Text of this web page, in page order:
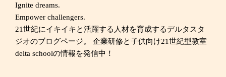
Ignite dreams.
Empower challengers.
21世紀にイキイキと活躍する人材を育成するデルタスタ
ジオのブログページ。 企業研修と子供向け21世紀型教室
delta schoolの情報を発信中！